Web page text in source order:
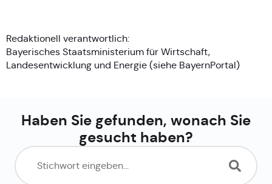
Redaktionell verantwortlich:
Bayerisches Staatsministerium für Wirtschaft,
Landesentwicklung und Energie (siehe BayernPortal)
Haben Sie gefunden, wonach Sie
gesucht haben?